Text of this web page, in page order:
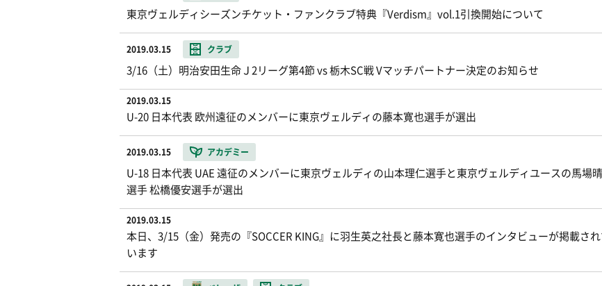
東京ヴェルディシーズンチケット・ファンクラブ特典『Verdism』vol.1引換開始について
2019.03.15 クラブ
3/16（土）明治安田生命Ｊ2リーグ第4節 vs 栃木SC戦 Vマッチパートナー決定のお知らせ
2019.03.15
U-20 日本代表 欧州遠征のメンバーに東京ヴェルディの藤本寛也選手が選出
2019.03.15 アカデミー
U-18 日本代表 UAE 遠征のメンバーに東京ヴェルディの山本理仁選手と東京ヴェルディユースの馬場
選手 松橋優安選手が選出
2019.03.15
本日、3/15（金）発売の『SOCCER KING』に羽生英之社長と藤本寛也選手のインタビューが掲載さ
います